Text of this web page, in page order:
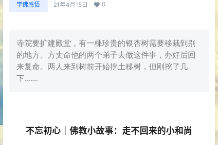
学佛感悟 21年4月15日 0
寺院要扩建殿堂，有一棵珍贵的银杏树需要移栽到别
的地方。方丈命他的两个弟子去做这件事，办好后回
来复命。两人来到树前开始挖土移树，但刚挖了几
下.......
不忘初心｜佛教小故事：走不回来的小和尚